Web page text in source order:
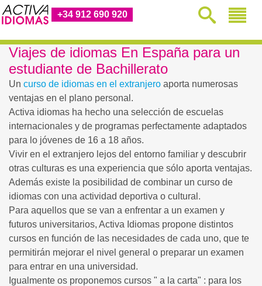
+34 912 690 920
Viajes de idiomas En España para un
estudiante de Bachillerato
Un curso de idiomas en el extranjero aporta numerosas
ventajas en el plano personal.
Activa idiomas ha hecho una selección de escuelas
internacionales y de programas perfectamente adaptados
para lo jóvenes de 16 a 18 años.
Vivir en el extranjero lejos del entorno familiar y descubrir
otras culturas es una experiencia que sólo aporta ventajas.
Además existe la posibilidad de combinar un curso de
idiomas con una actividad deportiva o cultural.
Para aquellos que se van a enfrentar a un examen y
futuros universitarios, Activa Idiomas propone distintos
cursos en función de las necesidades de cada uno, que te
permitirán mejorar el nivel general o preparar un examen
para entrar en una universidad.
Igualmente os proponemos cursos " a la carta" : para los